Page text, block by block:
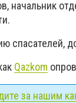
начальник
спасателей,
Qazkom
за нашим